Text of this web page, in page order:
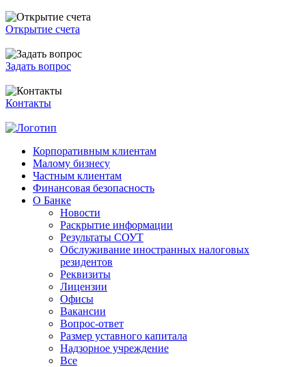
Открытие счета
Задать вопрос
Контакты
Корпоративным клиентам
Малому бизнесу
Частным клиентам
Финансовая безопасность
О Банке
Новости
Раскрытие информации
Результаты СОУТ
Обслуживание иностранных налоговых
резидентов
Реквизиты
Лицензии
Офисы
Вакансии
Вопрос-ответ
Размер уставного капитала
Надзорное учреждение
Все